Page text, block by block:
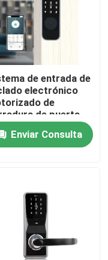
de entrada de
electrónico
de
de puerta
de
diseñado
uso residencial y
Enviar Consulta